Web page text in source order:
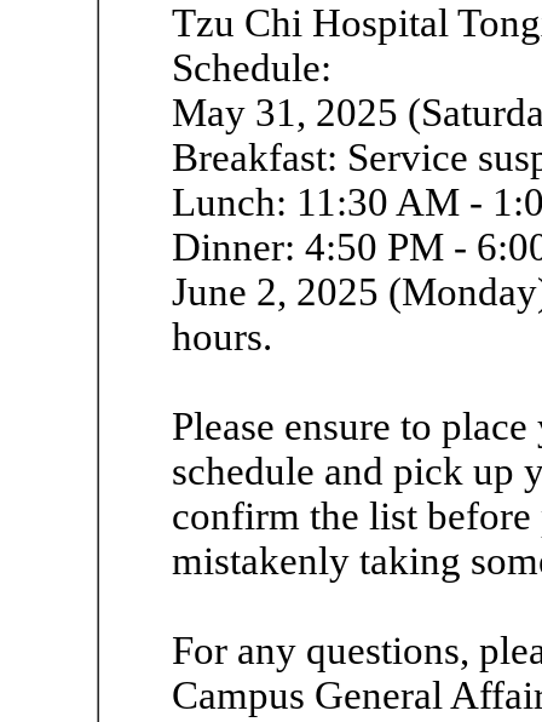
Tzu Chi Hospital
Schedule:
May 31, 2025
Breakfast: Service
Lunch: 11:30 AM -
Dinner: 4:50 PM -
June 2, 2025
hours.
Please ensure to
schedule and pick up
confirm the list
mistakenly taking
For any questions,
Campus General